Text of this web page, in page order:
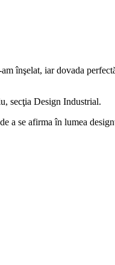
înşelat, iar dovada
secţia Design Industrial.
a se afirma în lumea